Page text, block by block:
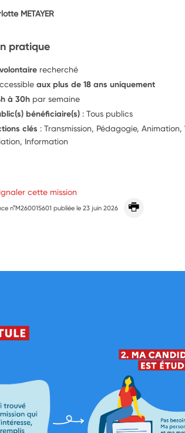
METAYER
pratique
recherché
aux plus de 18 ans uniquement
à 30h par semaine
bénéficiaire(s) : Tous publics
clés : Transmission, Pédagogie, Animation,
Information
cette mission
n°M260015601 publiée le23 juin 2026